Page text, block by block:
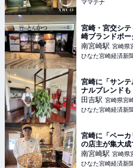
ママテナ
宮崎・宮交シ
崎ブランドポー
南宮崎駅 宮崎県
ひなた宮崎経済新
宮崎に「サン
ナルブレンドも
田吉駅 宮崎県宮
ひなた宮崎経済新
宮崎に「ベー
の店主が集大成
南宮崎駅 宮崎県
ひなた宮崎経済新